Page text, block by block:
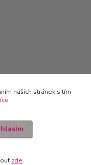
našich stránek s tím
zde.